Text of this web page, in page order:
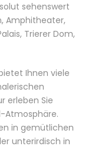
sehenswert
Amphitheater,
Trierer Dom,
Ihnen viele
erleben Sie
Atmosphäre.
in gemütlichen
unterirdisch in